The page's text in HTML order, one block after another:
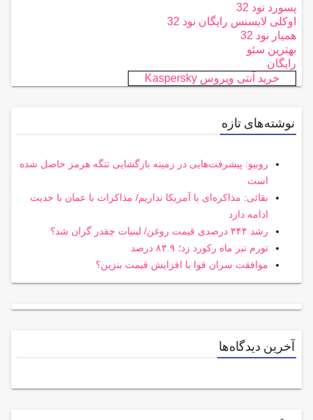
پسورد نود 32
اوکلی لایسنس رایگان نود 32
همیار نود 32
بهترین سئو
رایگان
خرید آنتی ویروس Kaspersky
نوشته‌های تازه
روبیو: پیشرفت‌هایی در زمینه بازگشایی تنگه هرمز حاصل شده
است
بقائی: مذاکره‌ای با آمریکا نداریم/ مذاکرات با عمان با جدیت
ادامه دارد
رشد ۳۴۴ درصدی قیمت روغن/ لبنیات چقدر گران شد؟
تورم تیر ماه رکورد زد؛ ۸۳.۹ درصد
موافقت سران قوا با افزایش قیمت بنزین؟
آخرین دیدگاه‌ها